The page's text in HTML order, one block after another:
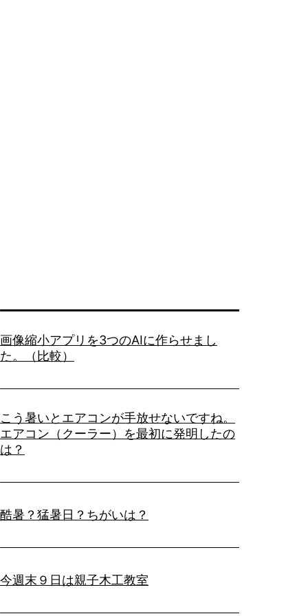
画像縮小アプリを3つのAIに作らせまし
た。（比較）
こう暑いとエアコンが手放せないですね。
エアコン（クーラー）を最初に発明したの
は？
酷暑？猛暑日？ちがいは？
今週末９日は親子木工教室